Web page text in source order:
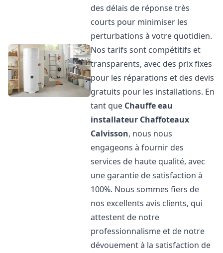
des délais de réponse très
courts pour minimiser les
perturbations à votre quotidien.
Nos tarifs sont compétitifs et
transparents, avec des prix fixes
pour les réparations et des devis
gratuits pour les installations. En
tant que Chauffe eau
installateur Chaffoteaux
Calvisson, nous nous
engageons à fournir des
services de haute qualité, avec
une garantie de satisfaction à
100%. Nous sommes fiers de
nos excellents avis clients, qui
attestent de notre
professionnalisme et de notre
dévouement à la satisfaction de